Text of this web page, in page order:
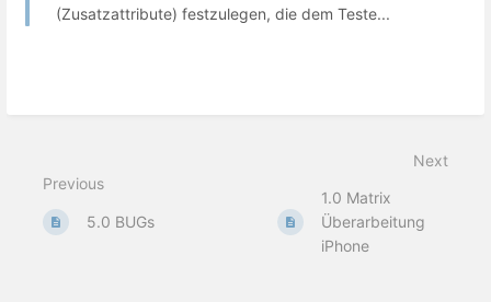
(Zusatzattribute) festzulegen, die dem Teste...
Previous
5.0 BUGs
Next
1.0 Matrix
Überarbeitung
iPhone